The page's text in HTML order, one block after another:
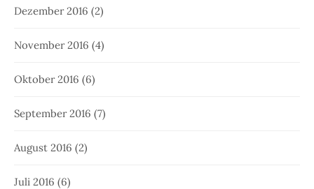
Dezember 2016 (2)
November 2016 (4)
Oktober 2016 (6)
September 2016 (7)
August 2016 (2)
Juli 2016 (6)